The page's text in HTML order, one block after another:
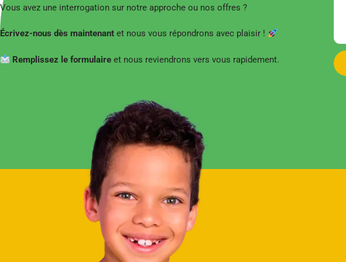
Vous avez une interrogation sur notre approche ou nos offres ?
Écrivez-nous dès maintenant et nous vous répondrons avec plaisir !
Remplissez le formulaireet nous reviendrons vers vous rapidement.